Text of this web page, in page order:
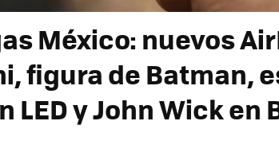
México: nuevos
figura de Batman,
LED y John Wick en